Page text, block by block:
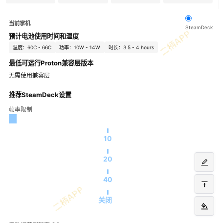
当前掌机
SteamDeck
预计电池使用时间和温度
温度：60C - 66C 功率：10W - 14W 时长：3.5 - 4 hours
最低可运行Proton兼容层版本
无需使用兼容层
推荐SteamDeck设置
帧率限制
10
20
40
关闭